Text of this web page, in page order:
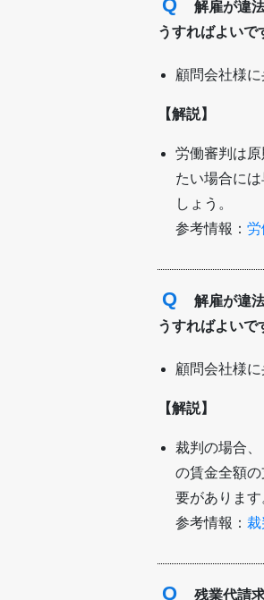
Q
解雇が違
うすればよいで
顧問会社様に
【解説】
労働審判は
たい場合に
しょう。
参考情報： 労
Q
解雇が違
うすればよいで
顧問会社様に
【解説】
裁判の場合
の賃金全額
要があります
参考情報： 裁
Q 残業代請